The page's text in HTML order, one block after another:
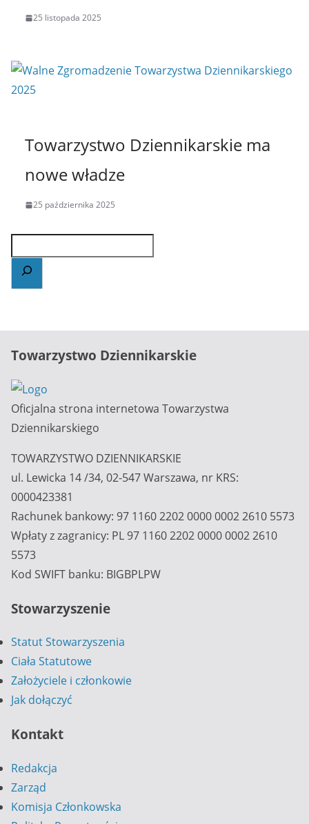
25 listopada 2025
Towarzystwo Dziennikarskie ma
nowe władze
25 października 2025
Towarzystwo Dziennikarskie
Oficjalna strona internetowa Towarzystwa
Dziennikarskiego
TOWARZYSTWO DZIENNIKARSKIE
ul. Lewicka 14 /34, 02-547 Warszawa, nr KRS:
0000423381
Rachunek bankowy: 97 1160 2202 0000 0002 2610 5573
Wpłaty z zagranicy: PL 97 1160 2202 0000 0002 2610
5573
Kod SWIFT banku: BIGBPLPW
Stowarzyszenie
Statut Stowarzyszenia
Ciała Statutowe
Założyciele i członkowie
Jak dołączyć
Kontakt
Redakcja
Zarząd
Komisja Członkowska